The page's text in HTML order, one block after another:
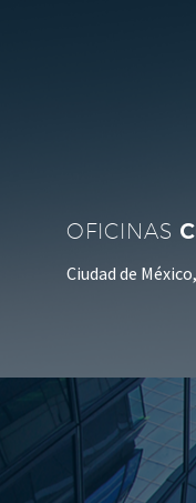
OFICINAS
Ciudad de